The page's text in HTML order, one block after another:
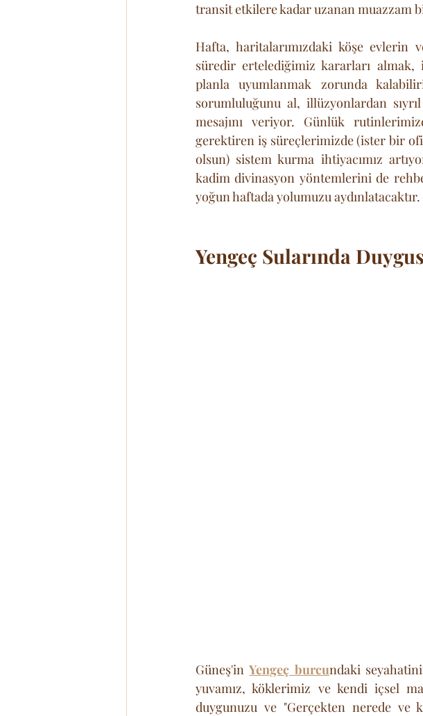
transit etkilere kadar uzanan muazzam
Hafta, haritalarımızdaki köşe evlerin
süredir ertelediğimiz kararları
planla uyumlanmak zorunda
sorumluluğunu al, illüzyonlardan
mesajını veriyor. Günlük
gerektiren iş süreçlerimizde (ister bir
olsun) sistem kurma ihtiyacımız
kadim divinasyon yöntemlerini de
yoğun haftada yolumuzu aydınlatacaktır.
Yengeç Sularında
Güneş'in Yengeç burcundaki
yuvamız, köklerimiz ve kendi içsel
duygunuzu ve "Gerçekten nerede ve